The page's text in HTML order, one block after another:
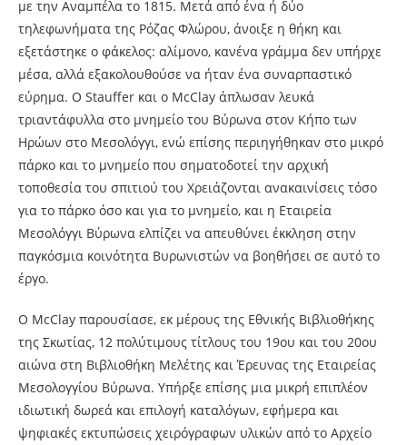
με την Αναμπέλα το 1815. Μετά από ένα ή δύο
τηλεφωνήματα της Ρόζας Φλώρου, άνοιξε η θήκη και
εξετάστηκε ο φάκελος: αλίμονο, κανένα γράμμα δεν υπήρχε
μέσα, αλλά εξακολουθούσε να ήταν ένα συναρπαστικό
εύρημα. Ο Stauffer και ο McClay άπλωσαν λευκά
τριαντάφυλλα στο μνημείο του Βύρωνα στον Κήπο των
Ηρώων στο Μεσολόγγι, ενώ επίσης περιηγήθηκαν στο μικρό
πάρκο και το μνημείο που σηματοδοτεί την αρχική
τοποθεσία του σπιτιού του Χρειάζονται ανακαινίσεις τόσο
για το πάρκο όσο και για το μνημείο, και η Εταιρεία
Μεσολόγγι Βύρωνα ελπίζει να απευθύνει έκκληση στην
παγκόσμια κοινότητα Βυρωνιστών να βοηθήσει σε αυτό το
έργο.
Ο McClay παρουσίασε, εκ μέρους της Εθνικής Βιβλιοθήκης
της Σκωτίας, 12 πολύτιμους τίτλους του 19ου και του 20ου
αιώνα στη Βιβλιοθήκη Μελέτης και Έρευνας της Εταιρείας
Μεσολογγίου Βύρωνα. Υπήρξε επίσης μια μικρή επιπλέον
ιδιωτική δωρεά και επιλογή καταλόγων, εφήμερα και
ψηφιακές εκτυπώσεις χειρόγραφων υλικών από το Αρχείο